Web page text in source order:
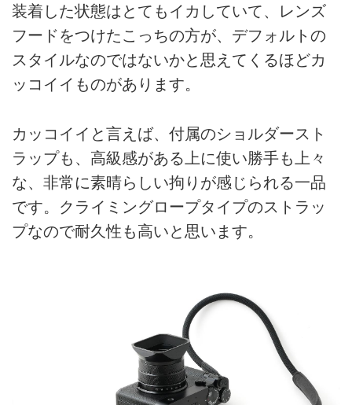
装着した状態はとてもイカしていて、レンズ
フードをつけたこっちの方が、デフォルトの
スタイルなのではないかと思えてくるほどカ
ッコイイものがあります。
カッコイイと言えば、付属のショルダースト
ラップも、高級感がある上に使い勝手も上々
な、非常に素晴らしい拘りが感じられる一品
です。クライミングロープタイプのストラッ
プなので耐久性も高いと思います。